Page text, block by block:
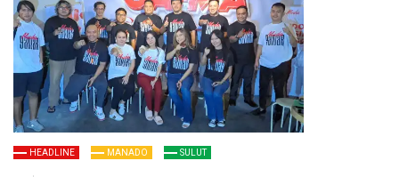
HEADLINE MANADO SULUT